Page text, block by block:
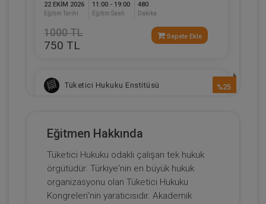
22 EKIM 2026
Eğitim Tarihi
11:00 - 19:00
Eğitim Saati
480
Dakika
1000 TL
750 TL
Sepete Ekle
%25
Tüketici Hukuku Enstitüsü
Eğitmen Hakkında
Tüketici Hukuku odaklı çalışan tek hukuk
örgütüdür. Türkiye'nin en büyük hukuk
organizasyonu olan Tüketici Hukuku
Kongreleri'nin yaratıcısıdır. Akademik